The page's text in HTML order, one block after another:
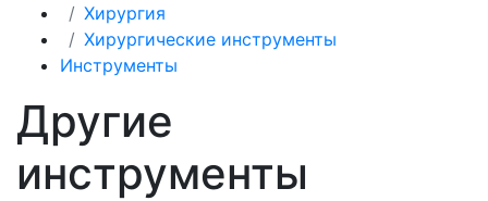
Хирургия
Хирургические инструменты
Инструменты
Другие
инструменты